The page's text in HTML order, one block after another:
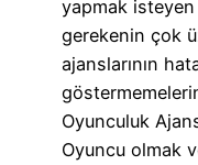
yapmak isteyen
gerekenin çok
ajanslarının
Oyunculuk
Oyuncu olmak